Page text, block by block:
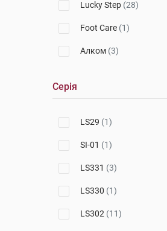
Lucky Step (28)
Foot Care (1)
Алком (3)
Серія
LS29 (1)
SI-01 (1)
LS331 (3)
LS330 (1)
LS302 (11)